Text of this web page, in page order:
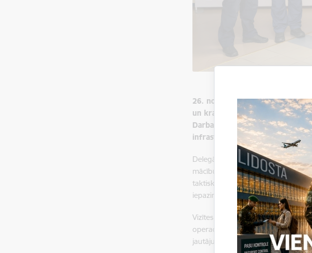
26. novembrī Valsts
un krasta apsardzes aģentūras
Darba vizītes laikā viesiem tika
infrastruktūru.
Delegācijas pārstāvjus
mācību auditorijas un mācībās
taktiskās apmācības centru, lai
iepazinās ar Kinoloģijas centru,
Vizītes mērķis bija nodrošināt
operacionālo situāciju, stiprināt
jautājumus, identificēt atbalsta